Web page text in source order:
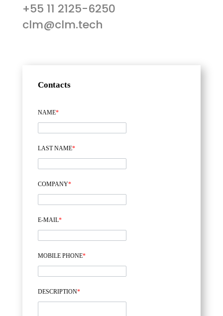
+55 11 2125-6250
clm@clm.tech
Contacts
NAME*
LAST NAME*
COMPANY*
E-MAIL*
MOBILE PHONE*
DESCRIPTION*